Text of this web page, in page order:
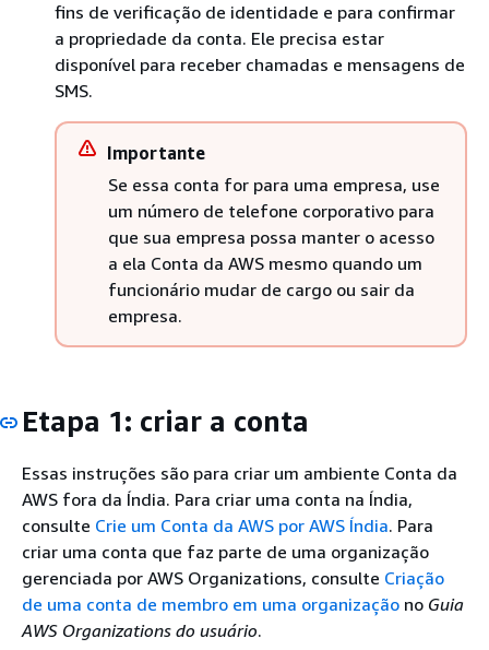
fins de verificação de identidade e para confirmar
a propriedade da conta. Ele precisa estar
disponível para receber chamadas e mensagens de
SMS.
Importante
Se essa conta for para uma empresa, use
um número de telefone corporativo para
que sua empresa possa manter o acesso
a ela Conta da AWS mesmo quando um
funcionário mudar de cargo ou sair da
empresa.
Etapa 1: criar a conta
Essas instruções são para criar um ambiente Conta da
AWS fora da Índia. Para criar uma conta na Índia,
consulte Crie um Conta da AWS por AWS Índia. Para
criar uma conta que faz parte de uma organização
gerenciada por AWS Organizations, consulte Criação
de uma conta de membro em uma organização no Guia
AWS Organizations do usuário.